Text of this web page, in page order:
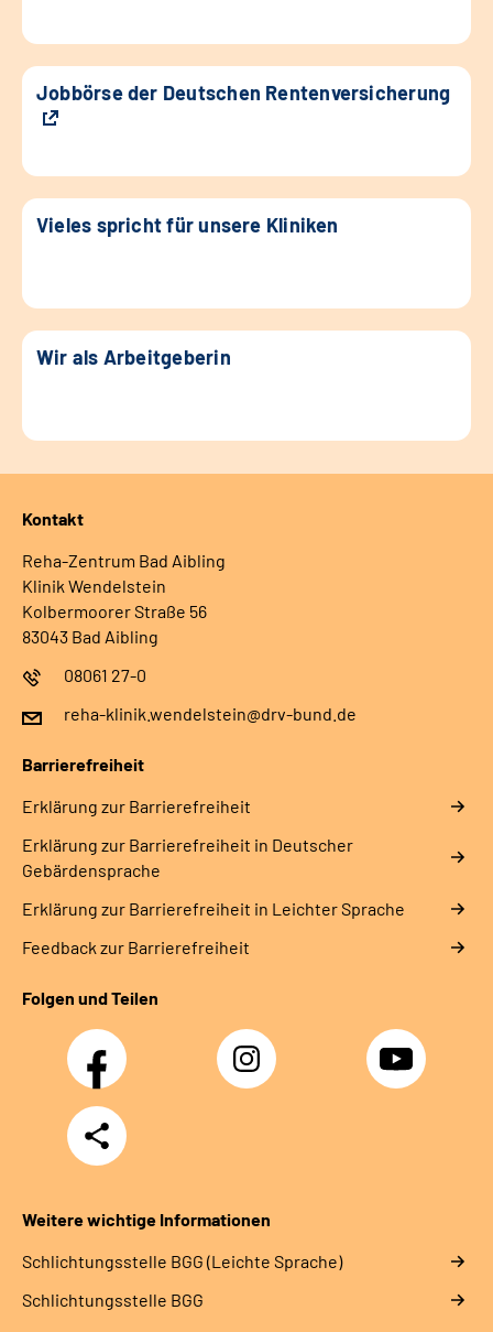
Jobbörse der Deutschen Rentenversicherung
Vieles spricht für unsere Kliniken
Wir als Arbeitgeberin
Kontakt
Reha-Zentrum Bad Aibling
Klinik Wendelstein
Kolbermoorer Straße 56
83043 Bad Aibling
08061 27-0
reha-klinik.wendelstein@drv-bund.de
Barrierefreiheit
Erklärung zur Barrierefreiheit
Erklärung zur Barrierefreiheit in Deutscher
Gebärdensprache
Erklärung zur Barrierefreiheit in Leichter Sprache
Feedback zur Barrierefreiheit
Folgen und Teilen
Facebook Instagram YouTube
Teilen
Weitere wichtige Informationen
Schlich­tungs­stel­le BGG (Leichte Sprache)
Schlich­tungs­stel­le BGG